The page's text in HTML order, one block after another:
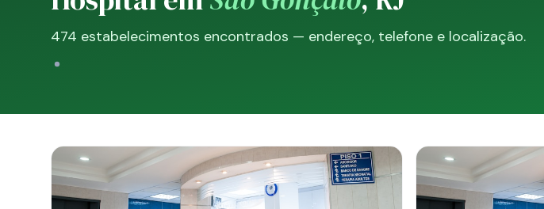
474 estabelecimentos encontrados — endereço, telefone e localização.